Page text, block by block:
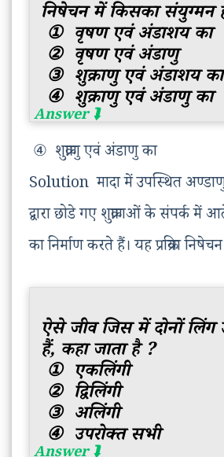
निषेचन में किसका संयुग्मन
① वृषण एवं अंडाशय का
② वृषण एवं अंडाणु
③ शुक्राणु एवं अंडाशय
④ शुक्राणु एवं अंडाणु का
④ शुक्राणु एवं अंडाणु का
Solution मादा में उपस्थित
द्वारा छोडे गए शुक्राणओं के संपर्क में
का निर्माण करते हैं। यह प्रक्रिया
ऐसे जीव जिस में दोनों लिंग
हैं, कहा जाता है ?
① एकलिंगी
② द्विलिंगी
③ अलिंगी
④ उपरोक्त सभी